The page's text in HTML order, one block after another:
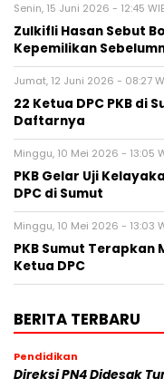
Senin, 15 Juni 2026 - 12:45
Zulkifli Hasan Sebut
Kepemilikan
Jumat, 12 Juni 2026 - 08:27
22 Ketua DPC PKB di
Daftarnya
Minggu, 10 Mei 2026 - 13:05
PKB Gelar Uji
DPC di Sumut
Minggu, 10 Mei 2026 - 13:03
PKB Sumut Terapkan
Ketua DPC
BERITA TERBARU
Pendidikan
Direksi PN4 Didesak